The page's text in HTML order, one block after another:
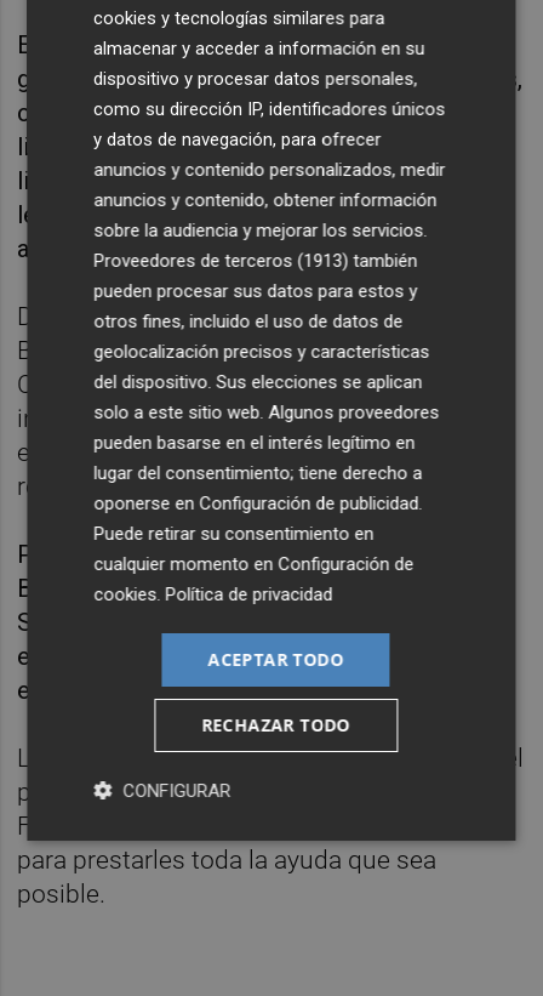
Entre ellos, la entidad cita botas de agua,
guantes de trabajo, pantalones chubasqueros,
cepillos, recogedores, lejía, fregonas,
linternas, mascarillas, palas, productos de
limpieza y alargaderas de 20 a 25 metros,
leche de fórmula, pañales, comida de bebés,
alimentos sin gluten y alimentos sin lactosa.
Durante las horas previas a los partidos Real
Betis-Celje (jueves 21:00 horas) y Real Betis-
Celta de Vigo (domingo 14:00 horas) se
instalará una carpa en la 'fan zone' de Fondo
en la que los aficionados podrán también
realizar sus donaciones.
Por otra parte, la Fundación Real Betis
Balompié también está apoyando a la ONG
SOS Ayuda Sin Fronteras, que se encuentra
en la zona, aportándole material y
equipamiento de emergencias.
La entidad verdiblanca se encuentra desde el
primer momento en coordinación con la
Fundación VCF y la Fundación Levante UD
para prestarles toda la ayuda que sea
posible.
cookies y tecnologías similares para
almacenar y acceder a información en su
dispositivo y procesar datos personales,
como su dirección IP, identificadores únicos
y datos de navegación, para ofrecer
anuncios y contenido personalizados, medir
anuncios y contenido, obtener información
sobre la audiencia y mejorar los servicios.
Proveedores de terceros (1913) también
pueden procesar sus datos para estos y
otros fines, incluido el uso de datos de
geolocalización precisos y características
del dispositivo. Sus elecciones se aplican
solo a este sitio web. Algunos proveedores
pueden basarse en el interés legítimo en
lugar del consentimiento; tiene derecho a
oponerse enConfiguración de publicidad.
Puede retirar su consentimiento en
cualquier momento enConfiguración de
cookies.Política de privacidad
ACEPTAR TODO
RECHAZAR TODO
CONFIGURAR